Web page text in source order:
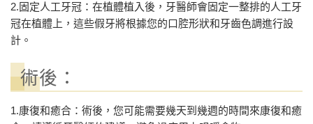
2.固定人工牙冠：在植體植入後，牙醫師會固定一整排的人工牙
冠在植體上，這些假牙將根據您的口腔形狀和牙齒色調進行設
計。
術後：
1.康復和癒合：術後，您可能需要幾天到幾週的時間來康復和癒